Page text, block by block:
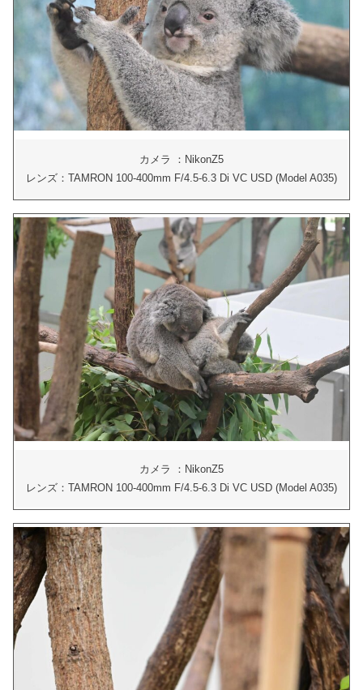
カメラ ：NikonZ5
レンズ：TAMRON 100-400mm F/4.5-6.3 Di VC USD (Model A035)
カメラ ：NikonZ5
レンズ：TAMRON 100-400mm F/4.5-6.3 Di VC USD (Model A035)